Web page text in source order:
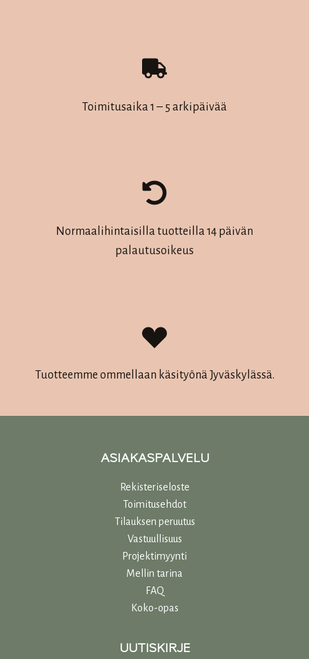
Toimitusaika 1 – 5 arkipäivää
Normaalihintaisilla tuotteilla 14 päivän
palautusoikeus
Tuotteemme ommellaan käsityönä Jyväskylässä.
ASIAKASPALVELU
Rekisteriseloste
Toimitusehdot
Tilauksen peruutus
Vastuullisuus
Projektimyynti
Mellin tarina
FAQ
Koko-opas
UUTISKIRJE